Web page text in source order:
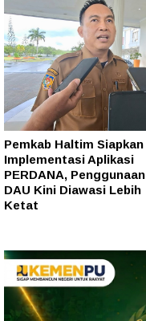
Pemkab Haltim Siapkan
Implementasi Aplikasi
PERDANA, Penggunaan
DAU Kini Diawasi Lebih
Ketat